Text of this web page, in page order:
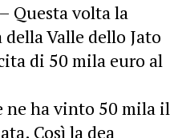
Questa volta la
Valle dello Jato
di 50 mila euro al
ne ha vinto 50 mila il
Così la dea